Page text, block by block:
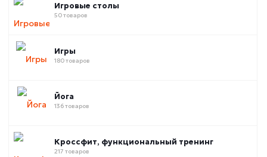
Игровые столы
50 товаров
Игры
180 товаров
Йога
136 товаров
Кроссфит, функциональный тренинг
217 товаров